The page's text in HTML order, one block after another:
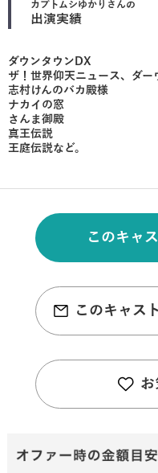
カブトムシゆかり さんの
出演実績
ダウンタウンDX
ザ！世界仰天ニュース、ダー
志村けんのバカ殿様
ナカイの窓
さんま御殿
真王伝説
王庭伝説など。
このキャ
このキャス